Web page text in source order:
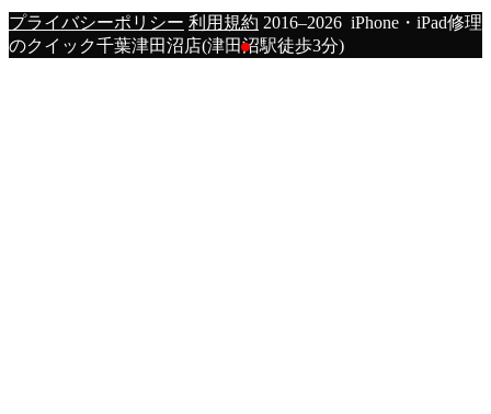
プライバシーポリシー 利用規約 2016–2026 iPhone・iPad修理
のクイック千葉津田沼店(津田沼駅徒歩3分)